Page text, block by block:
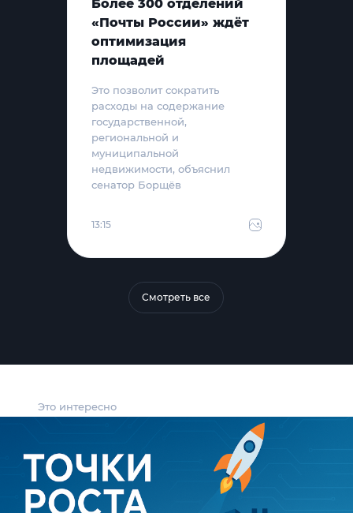
Это интересно
Более 300 отделений
«Почты России» ждёт
оптимизация
площадей
Это позволит сократить
расходы на содержание
государственной,
региональной и
муниципальной
недвижимости, объяснил
сенатор Борщёв
13:15
Смотреть все